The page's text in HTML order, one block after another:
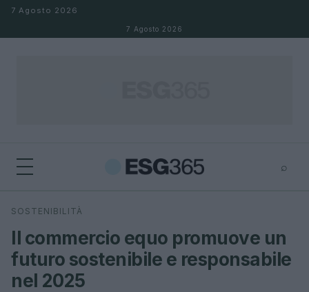
Salta al contenuto
7 Agosto 2026
7 Agosto 2026
⌕
Cerca
SOSTENIBILITÀ
Il commercio equo promuove un
futuro sostenibile e responsabile
nel 2025